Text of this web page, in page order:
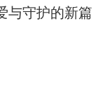
与守护的新篇